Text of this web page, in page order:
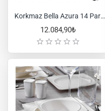
Korkmaz Bella Azura 14 Parça Hiper Set A1756-2
12.084,90₺